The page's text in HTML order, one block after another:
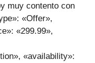
muy contento con
«Offer»,
«299.99»,
«availability»: